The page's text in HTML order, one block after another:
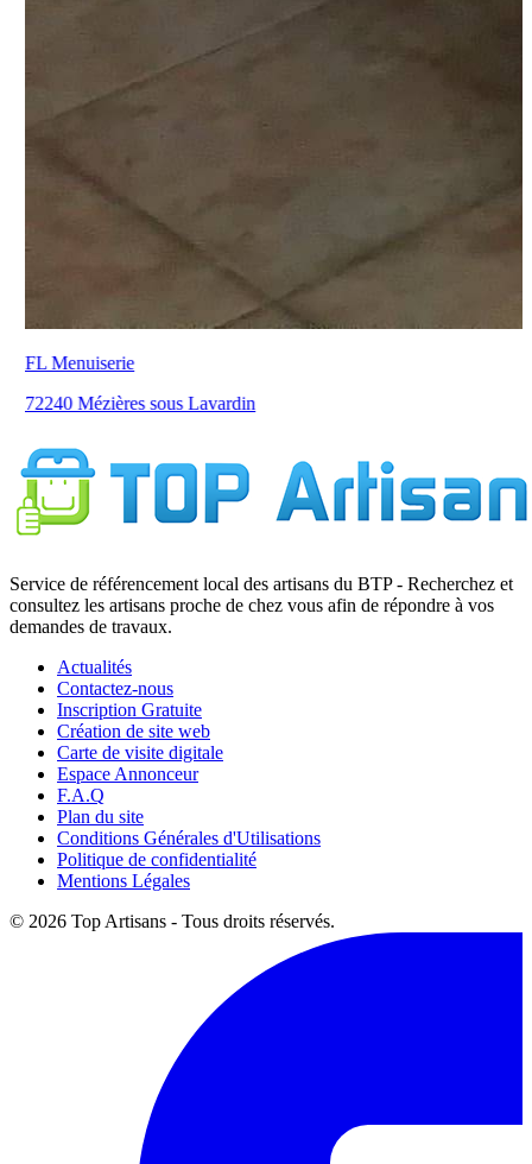
FL Menuiserie
72240 Mézières sous Lavardin
Service de référencement local des artisans du BTP - Recherchez et
consultez les artisans proche de chez vous afin de répondre à vos
demandes de travaux.
Actualités
Contactez-nous
Inscription Gratuite
Création de site web
Carte de visite digitale
Espace Annonceur
F.A.Q
Plan du site
Conditions Générales d'Utilisations
Politique de confidentialité
Mentions Légales
© 2026 Top Artisans - Tous droits réservés.